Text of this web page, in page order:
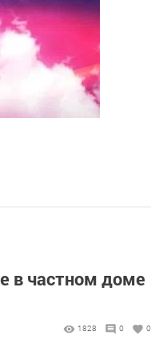
в частном доме
1828 0 0